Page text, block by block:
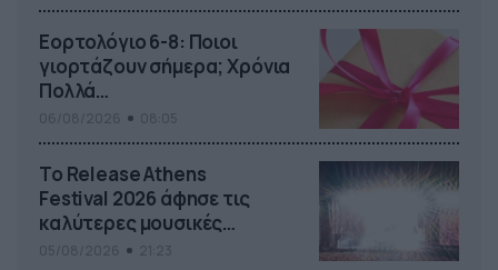
Εορτολόγιο 6-8: Ποιοι
γιορτάζουν σήμερα; Χρόνια
Πολλά…
Το Release Athens
Festival 2026 άφησε τις
καλύτερες μουσικές
αναμνήσεις